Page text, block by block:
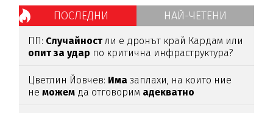
ПОСЛЕДНИ НАЙ-ЧЕТЕНИ
ПП: Случайностли е дронът край Кардам или
опит за удар по критична инфраструктура?
Цветлин Йовчев: Има заплахи, на които ние
неможем да отговорим адекватно